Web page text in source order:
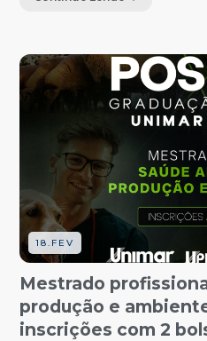
18.FEV
Mestrado
produção e
inscrições com 2